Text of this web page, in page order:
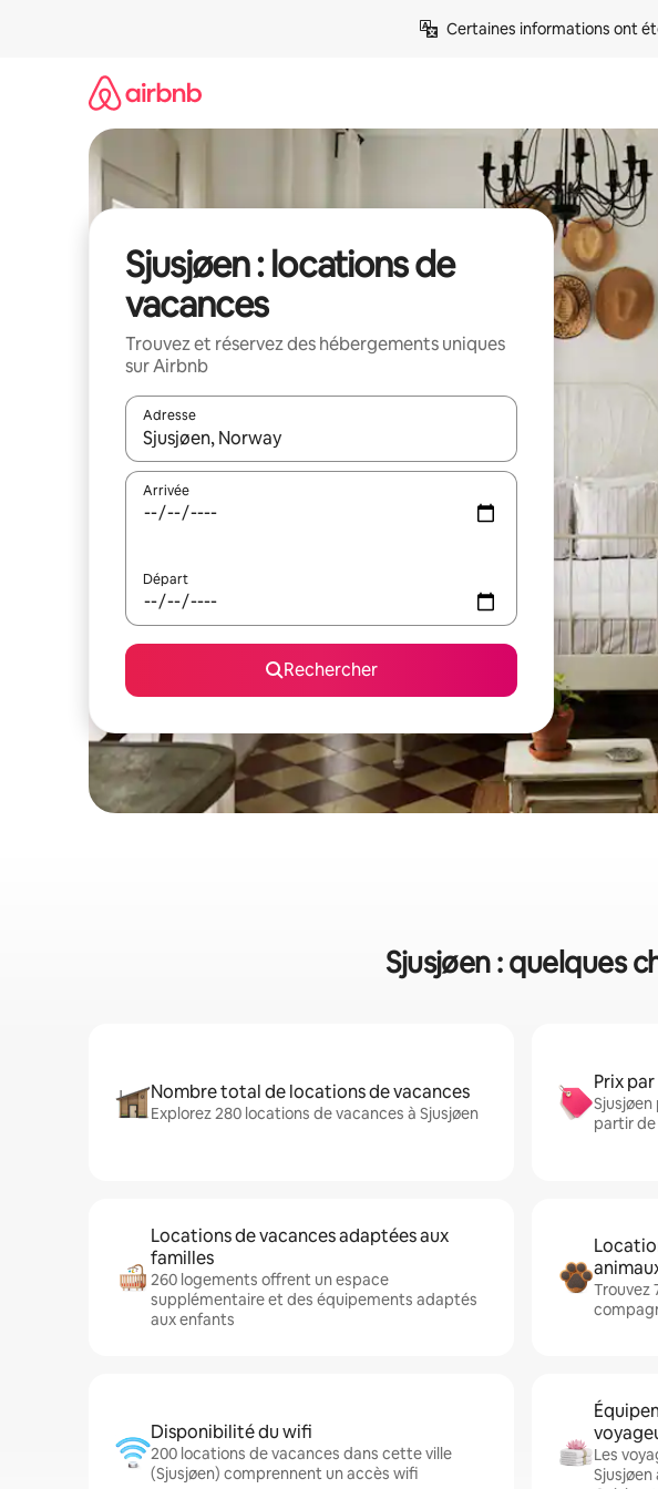
Certaines informations ont
Sjusjøen : locations de
vacances
Trouvez et réservez des hébergements uniques
sur Airbnb
Adresse
Lorsque les résultats s'affichent, utilisez les flèches vers le haut et vers
Arrivée
Départ
Rechercher
Sjusjøen : quelques
Nombre total de locations de vacances
Explorez 280 locations de vacances à Sjusjøen
Prix
partir de
Locations de vacances adaptées aux
familles
260 logements offrent un espace
supplémentaire et des équipements adaptés
aux enfants
Trouvez
Disponibilité du wifi
200 locations de vacances dans cette ville
(Sjusjøen) comprennent un accès wifi
Les